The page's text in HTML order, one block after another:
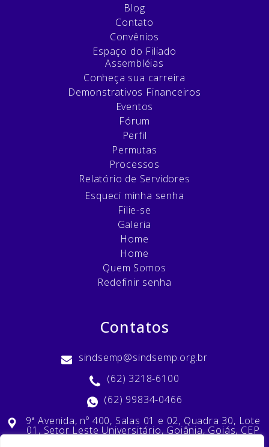
Blog
Contato
Convênios
Espaço do Filiado
Assembléias
Conheça sua carreira
Demonstrativos Financeiros
Eventos
Fórum
Perfil
Permutas
Processos
Relatório de Servidores
Esqueci minha senha
Filie-se
Galeria
Home
Home
Quem Somos
Redefinir senha
Contatos
sindsemp@sindsemp.org.br
(62) 3218-6100
(62) 99834-0466
9ª Avenida, nº 400, Salas 01 e 02, Quadra 30, Lote
01, Setor Leste Universitário, Goiânia, Goiás, CEP